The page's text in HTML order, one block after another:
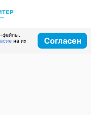
файлы.
на их
Согласен